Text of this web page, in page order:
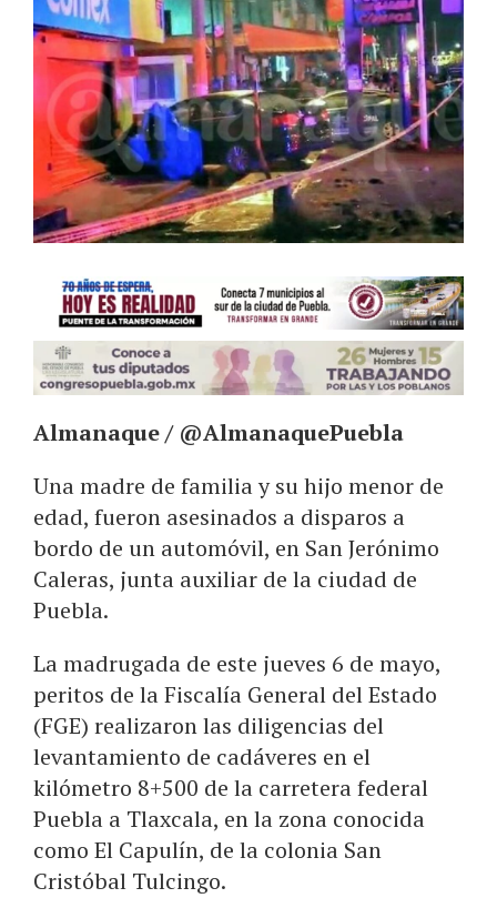
Almanaque / @AlmanaquePuebla
Una madre de familia y su hijo menor de
edad, fueron asesinados a disparos a
bordo de un automóvil, en San Jerónimo
Caleras, junta auxiliar de la ciudad de
Puebla.
La madrugada de este jueves 6 de mayo,
peritos de la Fiscalía General del Estado
(FGE) realizaron las diligencias del
levantamiento de cadáveres en el
kilómetro 8+500 de la carretera federal
Puebla a Tlaxcala, en la zona conocida
como El Capulín, de la colonia San
Cristóbal Tulcingo.